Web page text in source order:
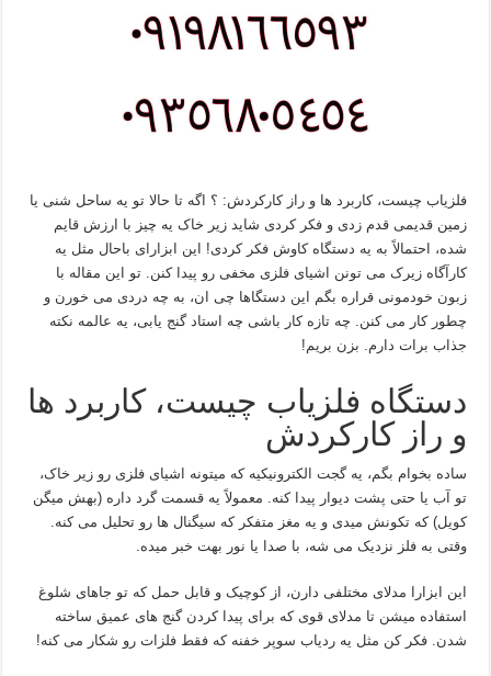
فلزیاب چیست، کاربرد ها و راز کارکردش: ؟ اگه تا حالا تو یه ساحل شنی یا
زمین قدیمی قدم زدی و فکر کردی شاید زیر خاک یه چیز با ارزش قایم
شده، احتمالاً به یه دستگاه کاوش فکر کردی! این ابزارای باحال مثل یه
کارآگاه زیرک می‌ تونن اشیای فلزی مخفی رو پیدا کنن. تو این مقاله با
زبون خودمونی قراره بگم این دستگاها چی‌ ان، به چه دردی می‌ خورن و
چطور کار می‌ کنن. چه تازه‌ کار باشی چه استاد گنج‌ یابی، یه عالمه نکته
جذاب برات دارم. بزن بریم!
دستگاه فلزیاب چیست، کاربرد ها
و راز کارکردش
ساده بخوام بگم، یه گجت الکترونیکیه که میتونه اشیای فلزی رو زیر خاک،
تو آب یا حتی پشت دیوار پیدا کنه. معمولاً یه قسمت گرد داره (بهش میگن
کویل) که تکونش میدی و یه مغز متفکر که سیگنال‌ ها رو تحلیل می‌ کنه.
وقتی به فلز نزدیک می‌ شه، با صدا یا نور بهت خبر میده.
این ابزارا مدلای مختلفی دارن، از کوچیک و قابل حمل که تو جاهای شلوغ
استفاده میشن تا مدلای قوی که برای پیدا کردن گنج‌ های عمیق ساخته
شدن. فکر کن مثل یه ردیاب سوپر خفنه که فقط فلزات رو شکار می‌ کنه!